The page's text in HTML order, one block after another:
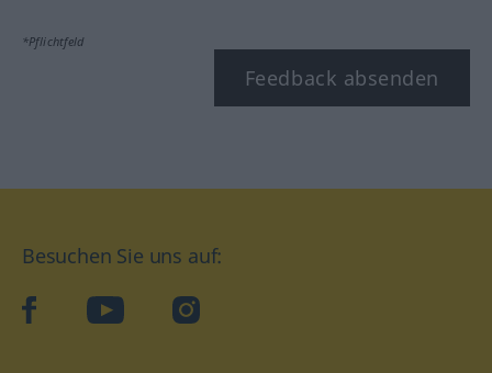
*Pflichtfeld
Feedback absenden
Besuchen Sie uns auf:
facebookYouTube Instagram